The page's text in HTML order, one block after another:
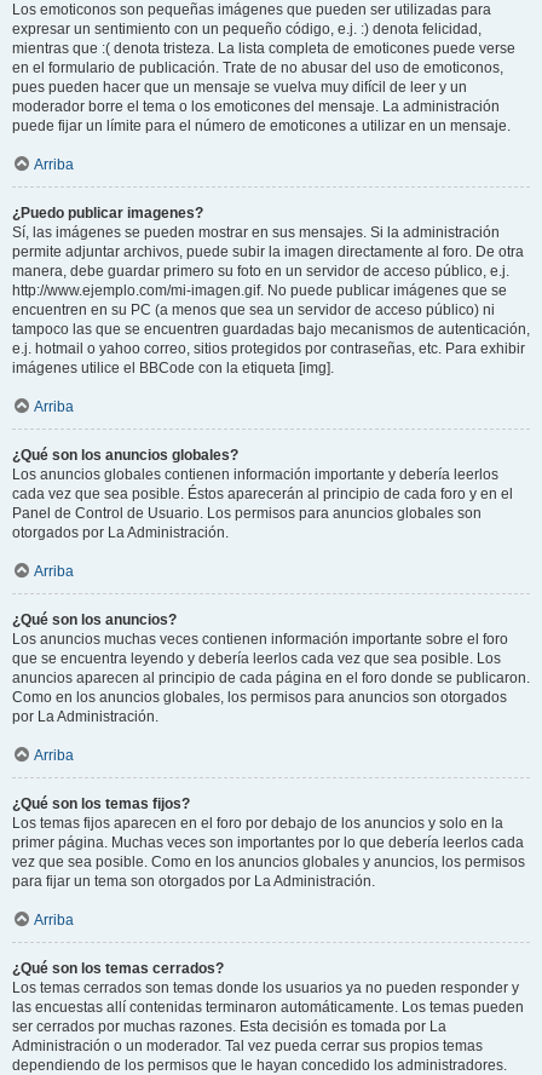
Los emoticonos son pequeñas imágenes que pueden ser utilizadas para
expresar un sentimiento con un pequeño código, e.j. :) denota felicidad,
mientras que :( denota tristeza. La lista completa de emoticones puede verse
en el formulario de publicación. Trate de no abusar del uso de emoticonos,
pues pueden hacer que un mensaje se vuelva muy difícil de leer y un
moderador borre el tema o los emoticones del mensaje. La administración
puede fijar un límite para el número de emoticones a utilizar en un mensaje.
Arriba
¿Puedo publicar imagenes?
Sí, las imágenes se pueden mostrar en sus mensajes. Si la administración
permite adjuntar archivos, puede subir la imagen directamente al foro. De otra
manera, debe guardar primero su foto en un servidor de acceso público, e.j.
http://www.ejemplo.com/mi-imagen.gif. No puede publicar imágenes que se
encuentren en su PC (a menos que sea un servidor de acceso público) ni
tampoco las que se encuentren guardadas bajo mecanismos de autenticación,
e.j. hotmail o yahoo correo, sitios protegidos por contraseñas, etc. Para exhibir
imágenes utilice el BBCode con la etiqueta [img].
Arriba
¿Qué son los anuncios globales?
Los anuncios globales contienen información importante y debería leerlos
cada vez que sea posible. Éstos aparecerán al principio de cada foro y en el
Panel de Control de Usuario. Los permisos para anuncios globales son
otorgados por La Administración.
Arriba
¿Qué son los anuncios?
Los anuncios muchas veces contienen información importante sobre el foro
que se encuentra leyendo y debería leerlos cada vez que sea posible. Los
anuncios aparecen al principio de cada página en el foro donde se publicaron.
Como en los anuncios globales, los permisos para anuncios son otorgados
por La Administración.
Arriba
¿Qué son los temas fijos?
Los temas fijos aparecen en el foro por debajo de los anuncios y solo en la
primer página. Muchas veces son importantes por lo que debería leerlos cada
vez que sea posible. Como en los anuncios globales y anuncios, los permisos
para fijar un tema son otorgados por La Administración.
Arriba
¿Qué son los temas cerrados?
Los temas cerrados son temas donde los usuarios ya no pueden responder y
las encuestas allí contenidas terminaron automáticamente. Los temas pueden
ser cerrados por muchas razones. Esta decisión es tomada por La
Administración o un moderador. Tal vez pueda cerrar sus propios temas
dependiendo de los permisos que le hayan concedido los administradores.